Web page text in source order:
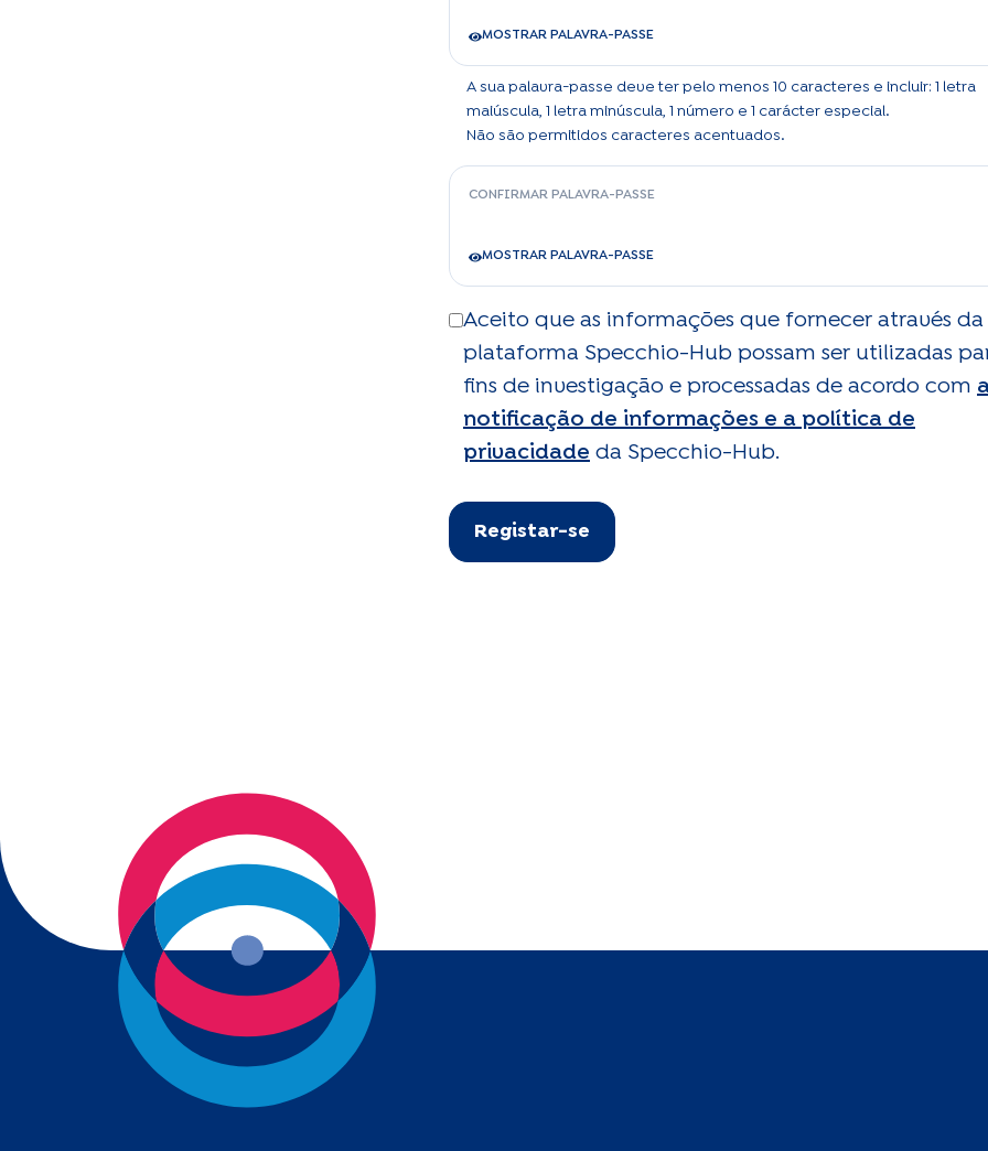
MOSTRAR PALAVRA-PASSE
A sua palavra-passe deve ter pelo menos 10 caracteres e incluir: 1 letra
maiúscula, 1 letra minúscula, 1 número e 1 carácter especial.
Não são permitidos caracteres acentuados.
CONFIRMAR PALAVRA-PASSE
MOSTRAR PALAVRA-PASSE
Aceito que as informações que fornecer através da
plataforma Specchio-Hub possam ser utilizadas
fins de investigação e processadas de acordo com
notificação de informações e a política de
privacidade da Specchio-Hub.
Registar-se